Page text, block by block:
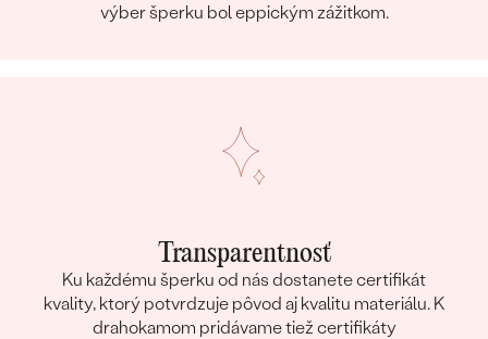
výber šperku bol eppickým zážitkom.
Transparentnosť
Ku každému šperku od nás dostanete certifikát
kvality, ktorý potvrdzuje pôvod aj kvalitu materiálu. K
drahokamom pridávame tiež certifikáty